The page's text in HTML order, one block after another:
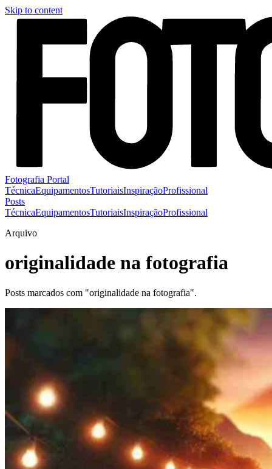
Skip to content
Fotografia Portal
TécnicaEquipamentosTutoriaisInspiraçãoProfissional
Posts
TécnicaEquipamentosTutoriaisInspiraçãoProfissional
Arquivo
originalidade na fotografia
Posts marcados com "originalidade na fotografia".